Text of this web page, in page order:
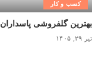
کسب و کار
بهترین گلفروشی پاسداران
تیر ۲۹, ۱۴۰۵